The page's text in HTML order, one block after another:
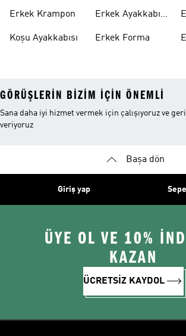
Erkek Krampon
Koşu Ayakkabısı
Erkek Ayakkabı
Erkek Forma
GÖRÜŞLERIN BIZIM IÇIN ÖNEMLI
Sana daha iyi hizmet vermek için çalışıyoruz ve
veriyoruz
Başa dön
Giriş yap
ÜYE OL VE 10%
KAZAN
ÜCRETSİZ KAYDOL